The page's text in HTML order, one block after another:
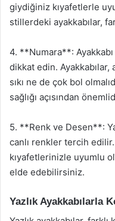
giydiğiniz kıyafetlerle
stillerdeki ayakkabılar,
4. **Numara**: Ayakkabı
dikkat edin. Ayakkabılar,
sıkı ne de çok bol
sağlığı açısından
5. **Renk ve Desen**:
canlı renkler tercih edilir.
kıyafetlerinizle uyumlu
elde edebilirsiniz.
Yazlık Ayakkabılarla